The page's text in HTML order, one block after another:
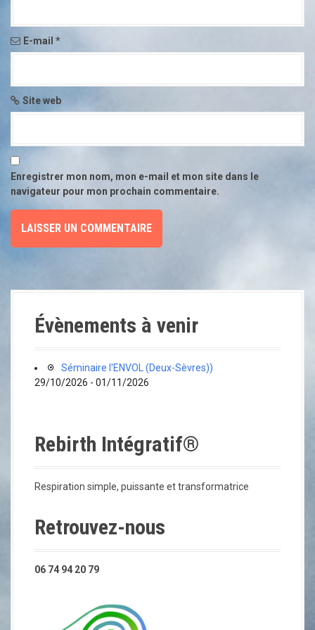
'
a
t
c
l
e
E-mail *
Site web
Enregistrer mon nom, mon e-mail et mon site dans le
navigateur pour mon prochain commentaire.
Évènements à venir
Séminaire l'ENVOL (Deux-Sèvres))
29/10/2026 - 01/11/2026
Rebirth Intégratif®
Respiration simple, puissante et transformatrice
Retrouvez-nous
06 74 94 20 79